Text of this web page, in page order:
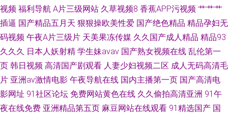
视频 福利导航 A片三级网站 久草视频8 香蕉APP污视频 艹艹艹
插逼 国产精品五月天 狠狠操欧美性爱 国产绝色精品 精品孕妇无
码视频 午夜A片三级片 天美果冻传媒 久久国产成人精品 精品93
久久久 日本人妖射精 学生妹avav 国产熟女视频在线 乱伦第一
页 韩日视频 高清国产剧观看 人妻少妇视频二区 成人无码高清毛
片 亚洲av激情电影 午夜导航在线 国内主播第一页 国产高清电
影网址 91社区论坛 免费网站黄色在线 久久偷拍高清亚洲 91午
夜在线免费 亚洲精品第五页 麻豆网站在线观看 91精选国产 国